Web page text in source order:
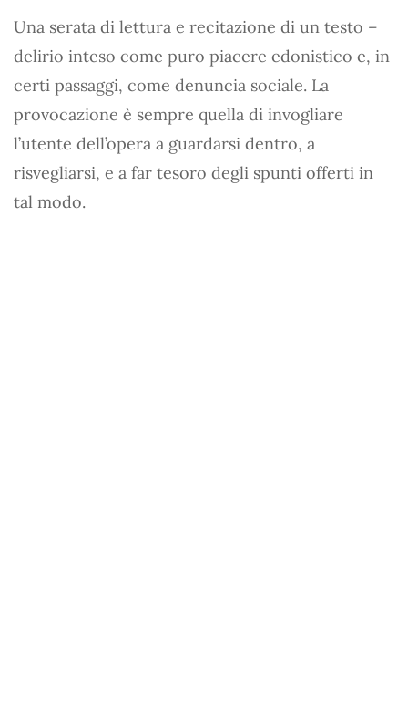
Una serata di lettura e recitazione di un testo –
delirio inteso come puro piacere edonistico e, in
certi passaggi, come denuncia sociale. La
provocazione è sempre quella di invogliare
l’utente dell’opera a guardarsi dentro, a
risvegliarsi, e a far tesoro degli spunti offerti in
tal modo.